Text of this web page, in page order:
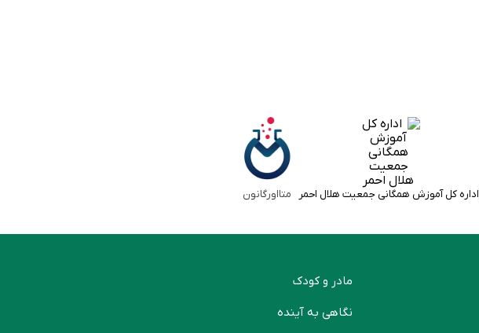
اداره کل آموزش همگانی جمعیت هلال احمر متااورگانون
مادر و کودک
نگاهی به آینده